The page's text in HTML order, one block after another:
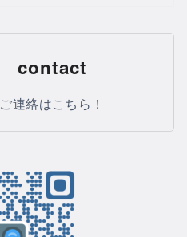
contact
ご連絡はこちら！